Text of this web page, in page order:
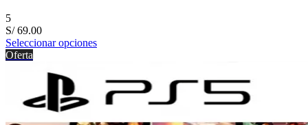
5
S/69.00
Seleccionar opciones
Oferta